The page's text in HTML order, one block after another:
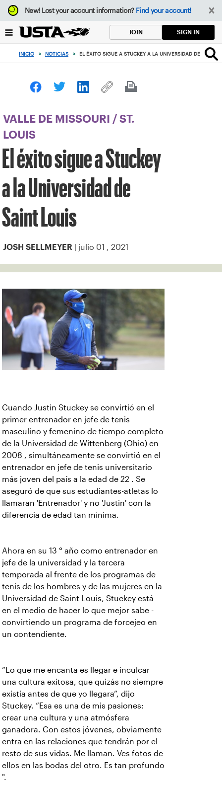
Enfoque
desde
botón
volver
principio
New!Lost your account information? Find your account!
JOIN SIGN IN
INICIO > NOTICIAS > EL ÉXITO SIGUE A STUCKEY A LA UNIVERSIDAD DE SAINT
VALLE DE MISSOURI / ST.
LOUIS
El éxito sigue a Stuckey
a la Universidad de
Saint Louis
JOSH SELLMEYER | julio 01 , 2021
Cuando Justin Stuckey se convirtió en el
primer entrenador en jefe de tenis
masculino y femenino de tiempo completo
de la Universidad de Wittenberg (Ohio) en
2008 , simultáneamente se convirtió en el
entrenador en jefe de tenis universitario
más joven del país a la edad de 22 . Se
aseguró de que sus estudiantes-atletas lo
llamaran 'Entrenador' y no 'Justin' con la
diferencia de edad tan mínima.
Ahora en su 13 ° año como entrenador en
jefe de la universidad y la tercera
temporada al frente de los programas de
tenis de los hombres y de las mujeres en la
Universidad de Saint Louis, Stuckey está
en el medio de hacer lo que mejor sabe -
convirtiendo un programa de forcejeo en
un contendiente.
“Lo que me encanta es llegar e inculcar
una cultura exitosa, que quizás no siempre
existía antes de que yo llegara”, dijo
Stuckey. “Esa es una de mis pasiones:
crear una cultura y una atmósfera
ganadora. Con estos jóvenes, obviamente
entra en las relaciones que tendrán por el
resto de sus vidas. Me llaman. Ves fotos de
ellos en las bodas del otro. Es tan profundo
".